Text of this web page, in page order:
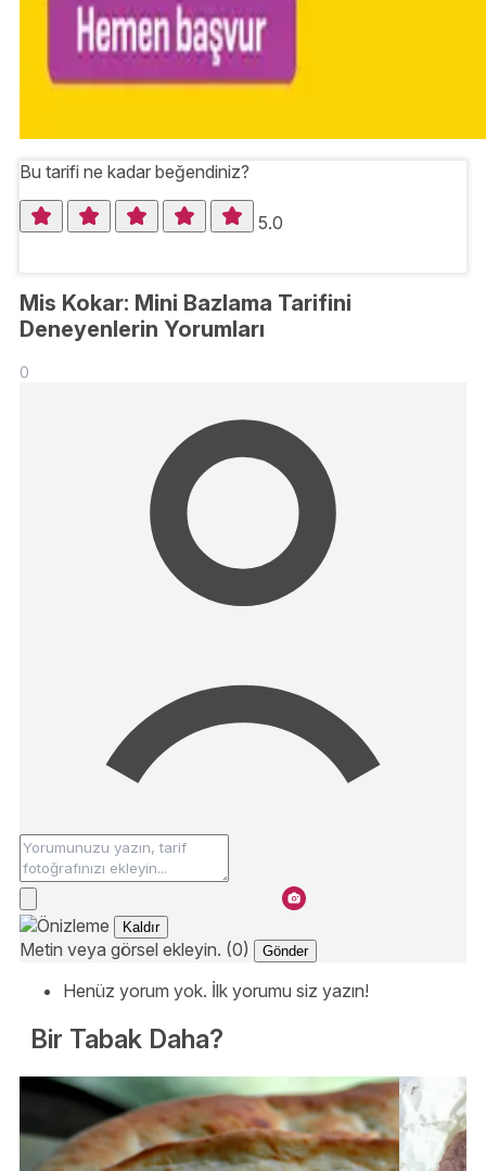
Bu tarifi ne kadar beğendiniz?
5.0
Mis Kokar: Mini Bazlama Tarifini
Deneyenlerin Yorumları
0
Kaldır
Metin veya görsel ekleyin. (0) Gönder
Henüz yorum yok. İlk yorumu siz yazın!
Bir Tabak Daha?